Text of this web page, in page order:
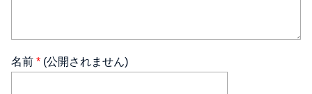
名前 * (公開されません)